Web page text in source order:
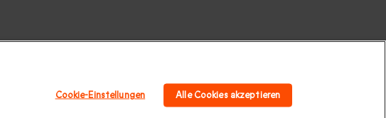
Geschenk für Paare|Geschenk für Familie |Sport und
Cookie-Einstellungen Alle Cookies akzeptieren